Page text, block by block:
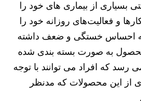
بسیاری از بیماری‌ های خود را
و فعالیت‌های روزانه خود را
احساس خستگی و ضعف داشته
به صورت بسته بندی شده
که افراد می‌ توانند با توجه
از این محصولات که مدنظر